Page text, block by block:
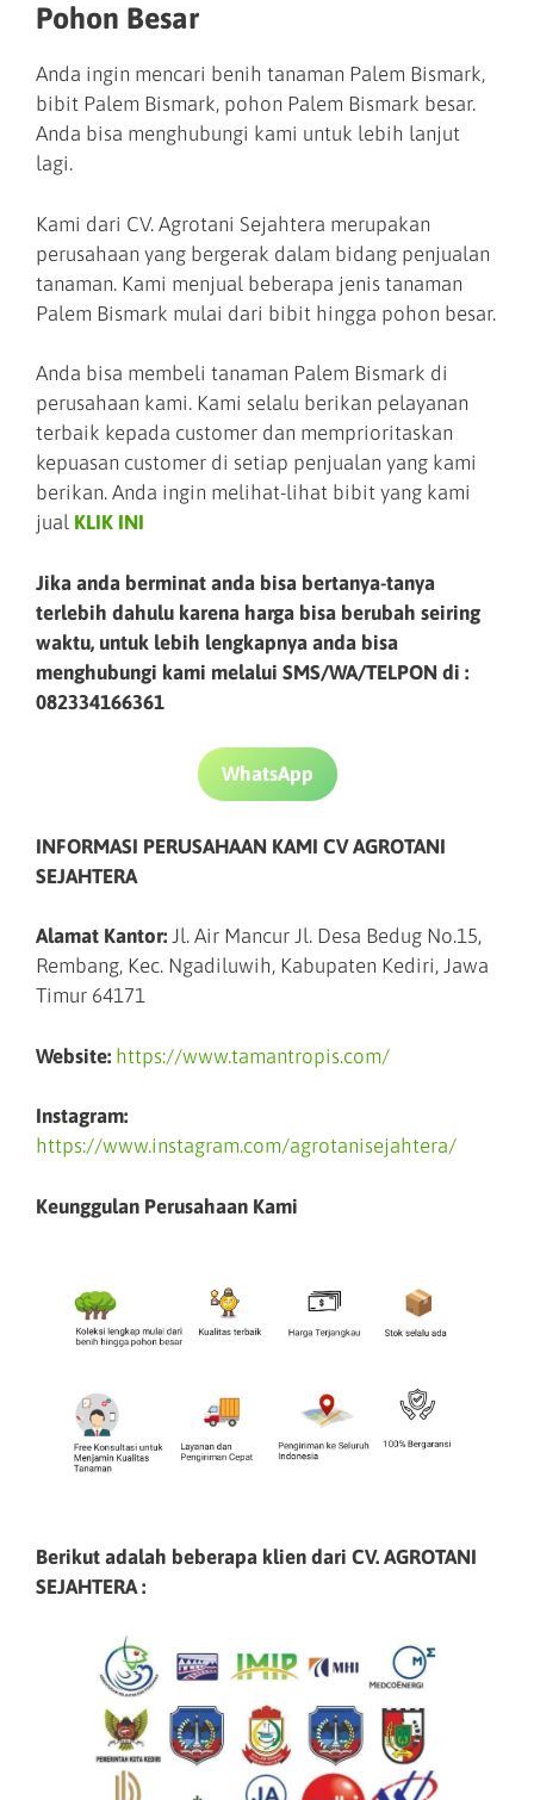
Pohon Besar
Anda ingin mencari benih tanaman Palem Bismark,
bibit Palem Bismark, pohon Palem Bismark besar.
Anda bisa menghubungi kami untuk lebih lanjut
lagi.
Kami dari CV. Agrotani Sejahtera merupakan
perusahaan yang bergerak dalam bidang penjualan
tanaman. Kami menjual beberapa jenis tanaman
Palem Bismark mulai dari bibit hingga pohon besar.
Anda bisa membeli tanaman Palem Bismark di
perusahaan kami. Kami selalu berikan pelayanan
terbaik kepada customer dan memprioritaskan
kepuasan customer di setiap penjualan yang kami
berikan. Anda ingin melihat-lihat bibit yang kami
jual KLIK INI
Jika anda berminat anda bisa bertanya-tanya
terlebih dahulu karena harga bisa berubah seiring
waktu, untuk lebih lengkapnya anda bisa
menghubungi kami melalui SMS/WA/TELPON di :
082334166361
WhatsApp
INFORMASI PERUSAHAAN KAMI CV AGROTANI
SEJAHTERA
Alamat Kantor: Jl. Air Mancur Jl. Desa Bedug No.15,
Rembang, Kec. Ngadiluwih, Kabupaten Kediri, Jawa
Timur 64171
Website: https://www.tamantropis.com/
Instagram:
https://www.instagram.com/agrotanisejahtera/
Keunggulan Perusahaan Kami
Berikut adalah beberapa klien dari CV. AGROTANI
SEJAHTERA :